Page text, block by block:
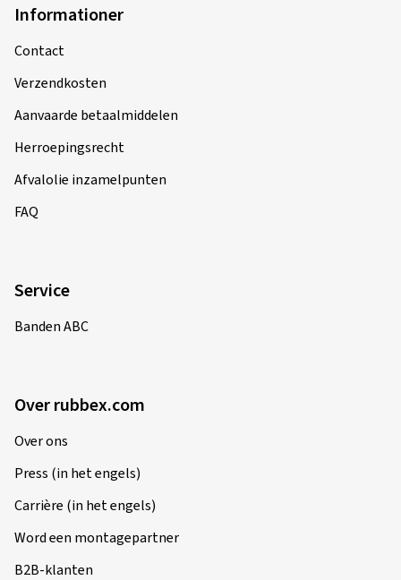
Informationer
Contact
Verzendkosten
Aanvaarde betaalmiddelen
Herroepingsrecht
Afvalolie inzamelpunten
FAQ
Service
Banden ABC
Over rubbex.com
Over ons
Press (in het engels)
Carrière (in het engels)
Word een montagepartner
B2B-klanten